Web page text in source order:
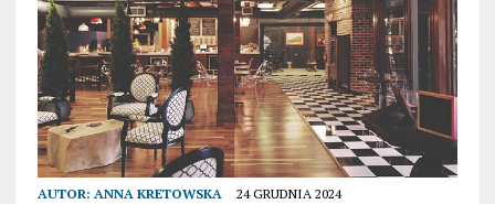
AUTOR: ANNA KRETOWSKA 24 GRUDNIA 2024